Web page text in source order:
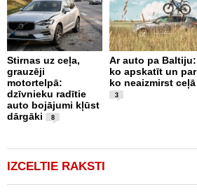
Stirnas uz ceļa,
grauzēji
motortelpā:
dzīvnieku radītie
auto bojājumi kļūst
dārgāki
8
Ar auto pa Baltiju:
ko apskatīt un par
ko neaizmirst ceļā
3
IZCELTIE RAKSTI